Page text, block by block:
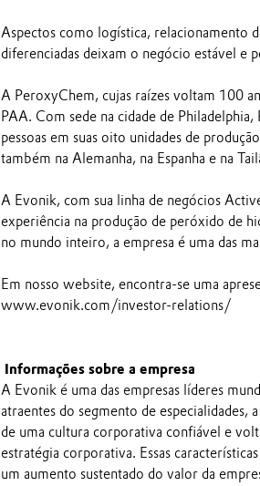
Aspectos como logística, relacionamento
diferenciadas deixam o negócio estável e
A PeroxyChem, cujas raízes voltam 100
PAA. Com sede na cidade de
pessoas em suas oito unidades de
também na Alemanha, na Espanha e na
A Evonik, com sua linha de negócios
experiência na produção de peróxido de
no mundo inteiro, a empresa é uma das
Em nosso website, encontra-se uma
www.evonik.com/investor-relations/
Informações sobre a empresa
A Evonik é uma das empresas líderes
atraentes do segmento de especialidades,
de uma cultura corporativa confiável e
estratégia corporativa. Essas
um aumento sustentado do valor da